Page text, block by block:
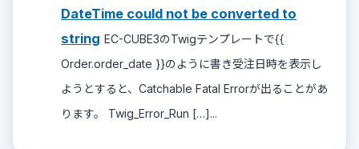
DateTime could not be converted to
string EC-CUBE3のTwigテンプレートで{{
Order.order_date }}のように書き受注日時を表示し
ようとすると、Catchable Fatal Errorが出ることがあ
ります。 Twig_Error_Run […]...